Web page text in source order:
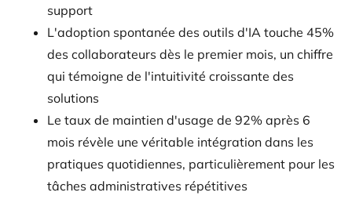
support
L'adoption spontanée des outils d'IA touche 45%
des collaborateurs dès le premier mois, un chiffre
qui témoigne de l'intuitivité croissante des
solutions
Le taux de maintien d'usage de 92% après 6
mois révèle une véritable intégration dans les
pratiques quotidiennes, particulièrement pour les
tâches administratives répétitives